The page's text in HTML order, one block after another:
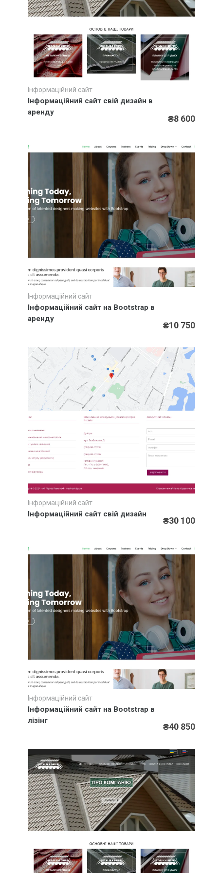
Додаткові зовнішні ефекти у дизайні сайтів від Інтер-
Нова послуга компанії Інтер-Біз – франшиза на
авторські прог…
Штрафи за відсутність на сайті української мови
згідно Закон…
Статті
Купити віртуальний номер
Швидкий перегляд
Інформаційний сайт
Інформаційний сайт свій дизайн в
аренду
₴8 600
Швидкий перегляд
Інформаційний сайт
Інформаційний сайт на Bootstrap в
аренду
₴10 750
Швидкий перегляд
Інформаційний сайт
Інформаційний сайт свій дизайн
₴30 100
Швидкий перегляд
Інформаційний сайт
Інформаційний сайт на Bootstrap в
лізінг
₴40 850